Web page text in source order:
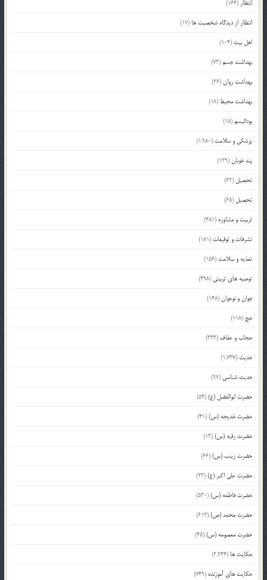
انتظار (164)
انتظار از دیدگاه شخصیت ها (17)
اهل بیت (104)
بهداشت جسم(73)
بهداشت روان (26)
بهداشت محیط (18)
بودائیسم(15)
پزشکی و سلامت (1,980)
پند خوبان (129)
تحصیل (62)
تحصیل (65)
تربیت و مشاوره (481)
تشرفات و توقیعات (181)
تغذیه و سلامت (156)
توصیه های تربیتی (498)
جوان و نوجوان (148)
حج (118)
حجاب و عفاف (333)
حدیث (1,737)
حدیث شناسی (97)
حضرت ابوالفضل (ع)(54)
حضرت خدیجه (س)(41)
حضرت رقیه (س)(13)
حضرت زینب (س)(66)
حضرت علی اکبر (ع)(23)
حضرت فاطمه (س)(530)
حضرت محمد (ص)(613)
حضرت معصومه (س)(45)
حکایت ها (2,244)
حکایت های آموزنده (749)